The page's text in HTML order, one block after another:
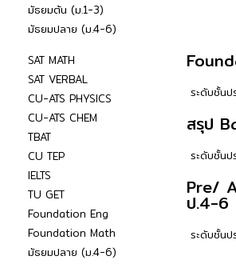
มัธยมต้น (ม.1-3)
มัธยมปลาย (ม.4-6)
SAT MATH
SAT VERBAL
CU-ATS PHYSICS
CU-ATS CHEM
TBAT
CU TEP
IELTS
TU GET
Foundation Eng
Foundation Math
มัธยมปลาย (ม.4-6)
ระดับชั้น
สรุป
ระดับชั้น
Pre/
ป.4-6
ระดับชั้น